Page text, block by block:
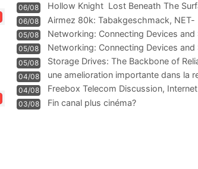
06/08 Hollow Knight  Lost Beneath The
06/08
Airmez 80k: Tabakgeschmack, NET-
Technologie und Leistung im
05/08 Networking: Connecting Devices and
05/08
Networking: Connecting Devices and
Information
05/08
Storage Drives: The Backbone of
Management
04/08
une amelioration importante dans la
WIFI
04/08
Freebox Telecom Discussion,
Communi
03/08 Fin canal plus cinéma?